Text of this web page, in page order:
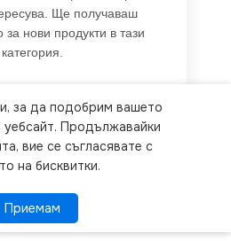
Ще получаваш
за нови продукти в тази
категория.
your experience on our
website, you agree to
of cookies.
за да подобрим вашето
Продължавайки
вие се съгласявате с
на бисквитки.
Приемам